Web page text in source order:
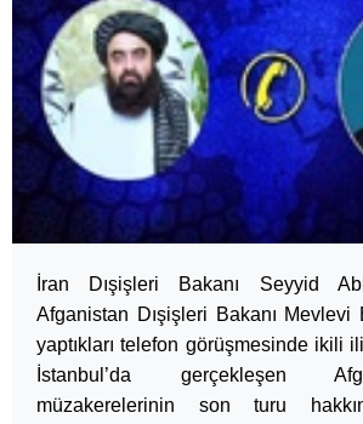
İran Dışişleri Bakanı Seyyid
Afganistan Dışişleri Bakanı Mevlevi
yaptıkları telefon görüşmesinde ikili
İstanbul’da gerçekleşen
müzakerelerinin son turu